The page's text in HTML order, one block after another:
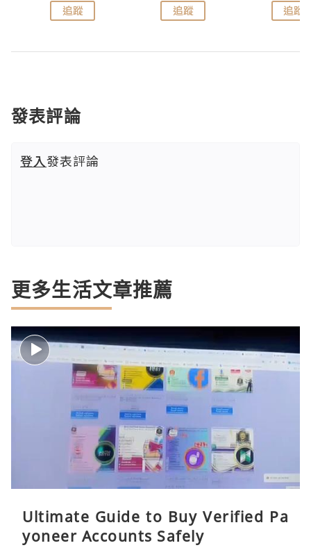
追蹤 追蹤 追蹤
發表評論
登入發表評論
更多生活文章推薦
Ultimate Guide to Buy Verified Pa
yoneer Accounts Safely